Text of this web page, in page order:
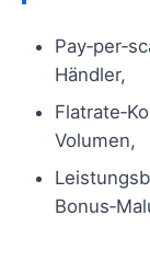
Händler,
Volumen,